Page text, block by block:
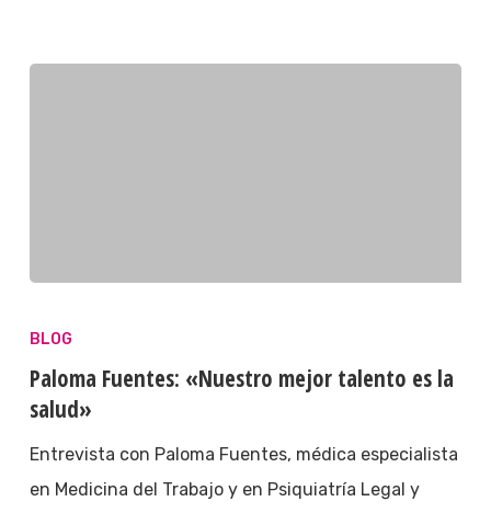
BLOG
Paloma Fuentes: «Nuestro mejor talento es la
salud»
Entrevista con Paloma Fuentes, médica especialista
en Medicina del Trabajo y en Psiquiatría Legal y